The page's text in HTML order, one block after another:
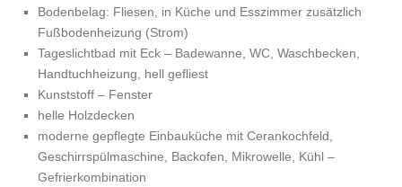
Bodenbelag: Fliesen, in Küche und Esszimmer zusätzlich
Fußbodenheizung (Strom)
Tageslichtbad mit Eck – Badewanne, WC, Waschbecken,
Handtuchheizung, hell gefliest
Kunststoff – Fenster
helle Holzdecken
moderne gepflegte Einbauküche mit Cerankochfeld,
Geschirrspülmaschine, Backofen, Mikrowelle, Kühl –
Gefrierkombination